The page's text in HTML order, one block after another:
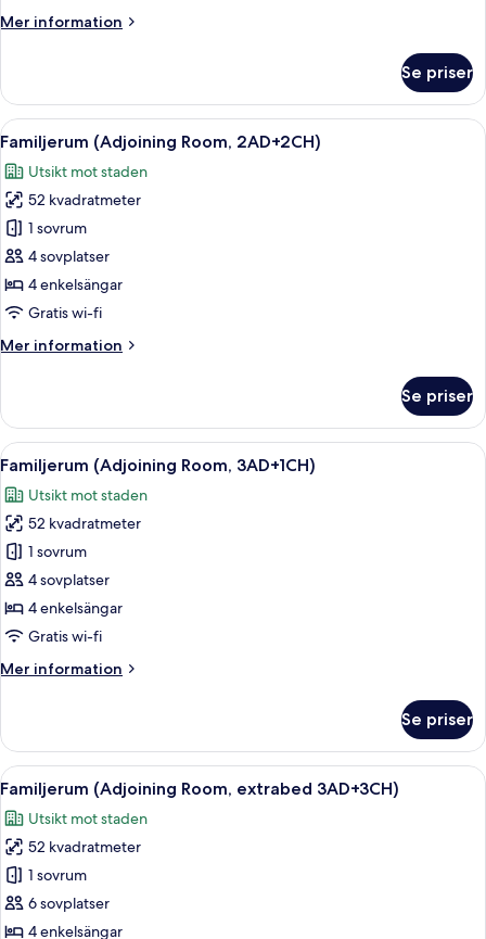
Mer information
Mer
-
anslutande
rum
(3AD+1CH)
Se priser
Öppna
alla
foton
för
Familjerum
(Adjoining
Room,
2AD+2CH)
Ett hotellrum med en stor säng,
7
Familjerum (Adjoining Room, 2AD+2CH)
Utsikt mot staden
52 kvadratmeter
1 sovrum
4 sovplatser
4 enkelsängar
Gratis wi-fi
Mer information
Mer
(Adjoining
Room,
2AD+2CH)
Se priser
Öppna
alla
foton
för
Familjerum
(Adjoining
Room,
3AD+1CH)
Ett hotellrum med en stor säng,
7
Familjerum (Adjoining Room, 3AD+1CH)
Utsikt mot staden
52 kvadratmeter
1 sovrum
4 sovplatser
4 enkelsängar
Gratis wi-fi
Mer information
Mer
(Adjoining
Room,
3AD+1CH)
Se priser
Öppna
alla
foton
för
Familjerum
(Adjoining
Room,
Ett hotellrum med en stor säng,
7
Familjerum (Adjoining Room, extrabed 3AD+3CH)
Utsikt mot staden
52 kvadratmeter
1 sovrum
6 sovplatser
4 enkelsängar